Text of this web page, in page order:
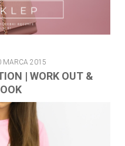
MARCA 2015
| WORK OUT &